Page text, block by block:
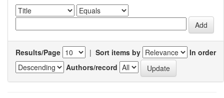
Results/Page | Sort items by
In order
Authors/record